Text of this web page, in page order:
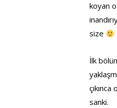
koyan
size
İlk
sanki.